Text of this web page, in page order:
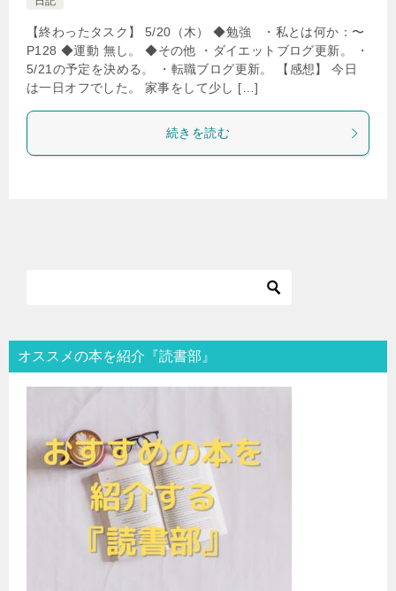
【終わったタスク】 5/20（木） ◆勉強 ・私とは何か：〜
P128 ◆運動 無し。 ◆その他 ・ダイエットブログ更新。 ・
5/21の予定を決める。 ・転職ブログ更新。 【感想】 今日
は一日オフでした。 家事をして少し […]
続きを読む
オススメの本を紹介『読書部』